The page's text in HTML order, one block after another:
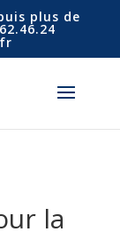
plus de
la